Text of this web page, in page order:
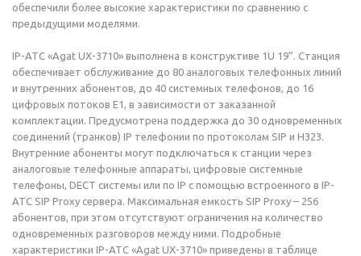
обеспечили более высокие характеристики по сравнению с
предыдущими моделями.
IP-АТС «Agat UX-3710» выполнена в конструктиве 1U 19”. Станция
обеспечивает обслуживание до 80 аналоговых телефонных линий
и внутренних абонентов, до 40 системных телефонов, до 16
цифровых потоков Е1, в зависимости от заказанной
комплектации. Предусмотрена поддержка до 30 одновременных
соединений (транков) IP телефонии по протоколам SIP и H323.
Внутренние абоненты могут подключаться к станции через
аналоговые телефонные аппараты, цифровые системные
телефоны, DECT системы или по IP с помощью встроенного в IP-
АТС SIP Proxy сервера. Максимальная емкость SIP Proxy – 256
абонентов, при этом отсутствуют ограничения на количество
одновременных разговоров между ними. Подробные
характеристики IP-АТС «Agat UX-3710» приведены в таблице